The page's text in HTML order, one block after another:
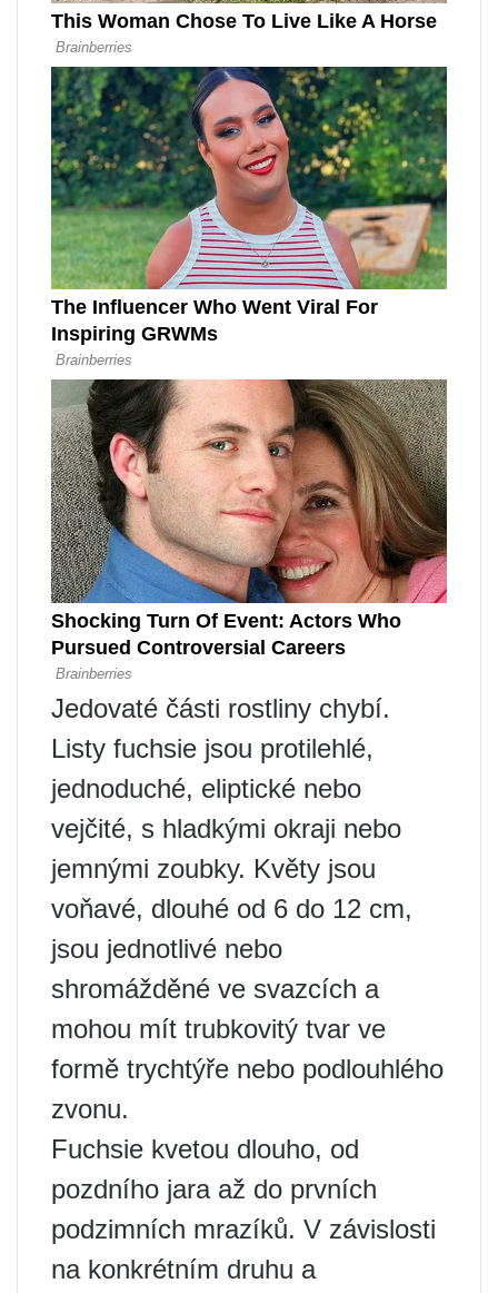
Jedovaté části rostliny chybí.
Listy fuchsie jsou protilehlé,
jednoduché, eliptické nebo
vejčité, s hladkými okraji nebo
jemnými zoubky. Květy jsou
voňavé, dlouhé od 6 do 12 cm,
jsou jednotlivé nebo
shromážděné ve svazcích a
mohou mít trubkovitý tvar ve
formě trychtýře nebo podlouhlého
zvonu.
Fuchsie kvetou dlouho, od
pozdního jara až do prvních
podzimních mrazíků. V závislosti
na konkrétním druhu a